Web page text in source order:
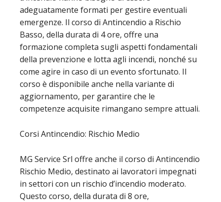
adeguatamente formati per gestire eventuali
emergenze. Il corso di Antincendio a Rischio
Basso, della durata di 4 ore, offre una
formazione completa sugli aspetti fondamentali
della prevenzione e lotta agli incendi, nonché su
come agire in caso di un evento sfortunato. Il
corso è disponibile anche nella variante di
aggiornamento, per garantire che le
competenze acquisite rimangano sempre attuali.
Corsi Antincendio: Rischio Medio
MG Service Srl offre anche il corso di Antincendio
Rischio Medio, destinato ai lavoratori impegnati
in settori con un rischio d’incendio moderato.
Questo corso, della durata di 8 ore,